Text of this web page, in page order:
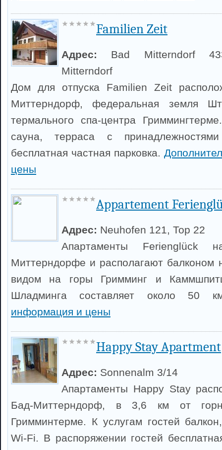
Familien Zeit
Адрес: Bad Mitterndorf
Mitterndorf
Дом для отпуска Familien Zeit
Миттерндорф, федеральная земля
термального спа-центра
сауна, терраса с
бесплатная частная парковка.
цены
Appartement
Адрес: Neuhofen 121, Top 22
Апартаменты Ferienglück
Миттерндорфе и располагают балконом
видом на горы Гримминг и
Шладминга составляет около 50
информация и цены
Happy Stay Apartment
Адрес: Sonnenalm 3/14
Апартаменты Happy Stay
Бад-Миттерндорф, в 3,6 км от
Гримминтерме. К услугам гостей
Wi-Fi. В распоряжении гостей